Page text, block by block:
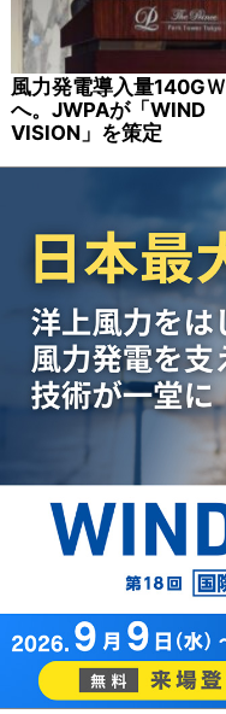
風力発電導入量140GＷ
へ。JWPAが「WIND
VISION」を策定